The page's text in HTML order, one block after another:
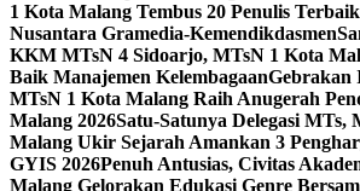
1 Kota Malang Tembus 20 Penulis
Nusantara Gramedia-Kemendikdasmen
KKM MTsN 4 Sidoarjo, MTsN 1 Kota
Baik Manajemen KelembagaanGebrakan
MTsN 1 Kota Malang Raih Anugerah
Malang 2026Satu-Satunya Delegasi
Malang Ukir Sejarah Amankan 3
GYIS 2026Penuh Antusias, Civitas
Malang Gelorakan Edukasi Genre